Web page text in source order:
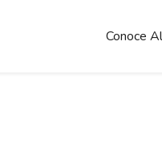
Conoce